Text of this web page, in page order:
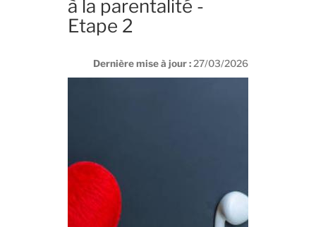
à la parentalité -
Etape 2
Dernière mise à jour : 27/03/2026